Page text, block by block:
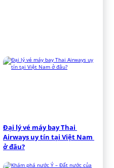
Đại lý vé máy bay Thai
Airways uy tín tại Việt Nam
ở đâu?